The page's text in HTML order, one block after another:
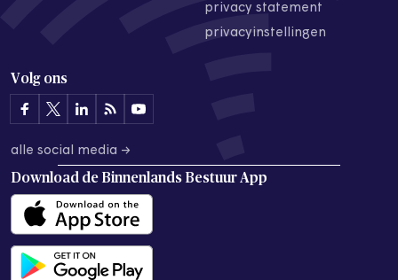
privacy statement
privacyinstellingen
Volg ons
alle social media →
Download de Binnenlands Bestuur App